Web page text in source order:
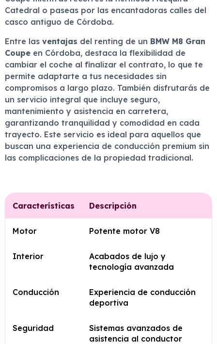
Catedral o paseas por las encantadoras calles del
casco antiguo de Córdoba.
Entre las ventajas del renting de un BMW M8 Gran
Coupe en Córdoba, destaca la flexibilidad de
cambiar el coche al finalizar el contrato, lo que te
permite adaptarte a tus necesidades sin
compromisos a largo plazo. También disfrutarás de
un servicio integral que incluye seguro,
mantenimiento y asistencia en carretera,
garantizando tranquilidad y comodidad en cada
trayecto. Este servicio es ideal para aquellos que
buscan una experiencia de conducción premium sin
las complicaciones de la propiedad tradicional.
Características Descripción
Motor Potente motor V8
Interior
Acabados de lujo y
tecnología avanzada
Conducción
Experiencia de conducción
deportiva
Seguridad
Sistemas avanzados de
asistencia al conductor